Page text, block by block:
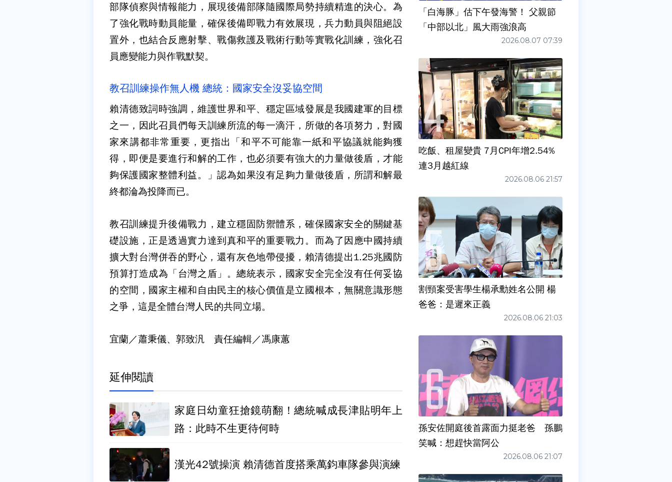
部隊偵察與情報能力，展現後備部隊隨國際局勢持續精進的決心。為
了強化戰時動員能量，確保後備即戰力有效展現，兵力動員與阻絕設
置外，也結合反應射擊、戰傷救護及戰術行動等實戰化訓練，強化召
員應變能力與作戰默契。
教召訓練操作無人機 總統：國家安全沒妥協空間
賴清德致詞時強調，維護世界和平、穩定區域發展是我國建軍的目標
之一，因此召員們每天訓練所流的每一滴汗，所做的各項努力，對國
家來講都非常重要，更指出「和平不可能靠一紙和平協議就能夠獲
得，即便是要進行和解的工作，也必須要有強大的力量做後盾，才能
夠保護國家整體利益。」認為如果沒有足夠力量做後盾，所謂和解最
終都淪為投降而已。
教召訓練提升後備戰力，建立穩固防禦體系，確保國家安全的關鍵基
礎設施，正是透過實力達到真和平的重要戰力。而為了因應中國持續
擴大對台灣併吞的野心，還有灰色地帶侵擾，賴清德提出1.25兆國防
預算打造成為「台灣之盾」。總統表示，國家安全完全沒有任何妥協
的空間，國家主權和自由民主的核心價值是立國根本，無關意識形態
之爭，這是全體台灣人民的共同立場。
宜蘭／蕭秉儀、郭致汎 責任編輯／馮康蕙
延伸閱讀
家庭日幼童狂搶鏡萌翻！總統喊成長津貼明年上
路：此時不生更待何時
漢光42號操演 賴清德首度搭乘萬鈞車隊參與演練
「白海豚」估下午發海警！ 父親節
「中部以北」風大雨強浪高
2026.08.07 07:39
吃飯、租屋變貴 7月CPI年增2.54%
連3月越紅線
2026.08.06 21:57
割頸案受害學生楊承勳姓名公開 楊
爸爸：是遲來正義
2026.08.06 21:03
孫安佐開庭後首露面力挺老爸 孫鵬
笑喊：想趕快當阿公
2026.08.06 21:07